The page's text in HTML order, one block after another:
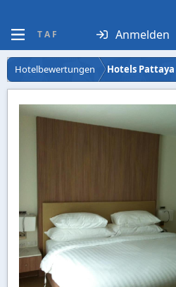
T A F Anmelden
Hotelbewertungen Hotels Pattaya